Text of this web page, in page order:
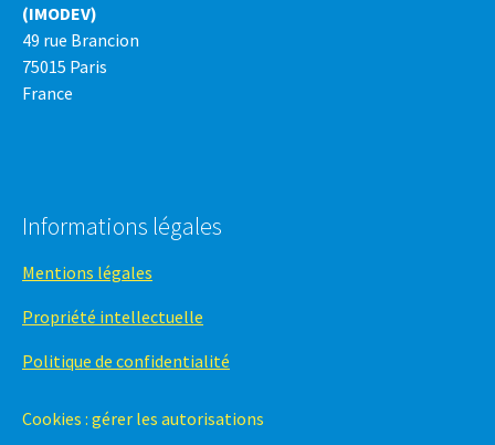
(IMODEV)
49 rue Brancion
75015 Paris
France
Informations légales
Mentions légales
Propriété intellectuelle
Politique de confidentialité
Cookies : gérer les autorisations